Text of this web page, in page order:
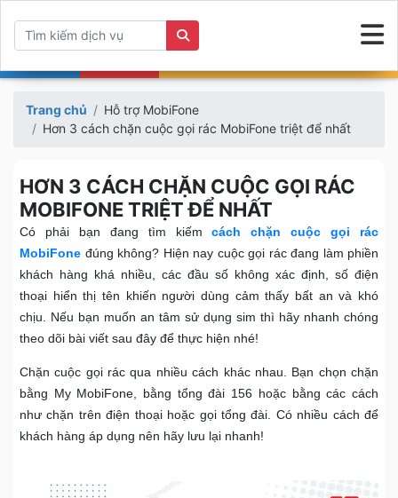
Trang chủ
Hỗ trợ MobiFone
Hơn 3 cách chặn cuộc gọi rác MobiFone triệt để nhất
HƠN 3 CÁCH CHẶN CUỘC GỌI RÁC
MOBIFONE TRIỆT ĐỂ NHẤT
Có phải bạn đang tìm kiếmcách chặn cuộc gọi rác
MobiFone đúng không? Hiện nay cuộc gọi rác đang làm phiền
khách hàng khá nhiều, các đầu số không xác định, số điện
thoại hiển thị tên khiến người dùng cảm thấy bất an và khó
chịu. Nếu bạn muốn an tâm sử dụng sim thì hãy nhanh chóng
theo dõi bài viết sau đây để thực hiện nhé!
Chặn cuộc gọi rác qua nhiều cách khác nhau. Bạn chọn chặn
bằng My MobiFone, bằng tổng đài 156 hoặc bằng các cách
như chặn trên điện thoại hoặc gọi tổng đài. Có nhiều cách để
khách hàng áp dụng nên hãy lưu lại nhanh!